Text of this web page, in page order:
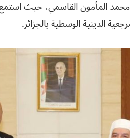
محمد المأمون القاسمي، حيث
الدينية الوسطية بالجزائر.